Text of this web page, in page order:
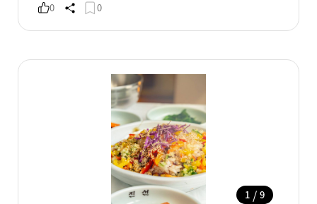
0 0
1 / 9